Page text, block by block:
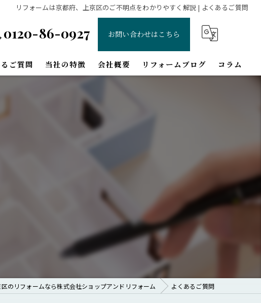
リフォームは京都府、上京区のご不明点をわかりやすく解説 | よくあるご質問
0120-86-0927 お問い合わせはこちら
ご質問 当社の特徴
間取り変更
左京区のリフォーム
会社概要 リフォームブログ コラム
のリフォームなら株式会社ショップアンドリフォーム よくあるご質問